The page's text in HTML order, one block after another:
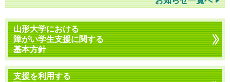
山形大学における
障がい学生支援に関する
基本方針
支援を利用する